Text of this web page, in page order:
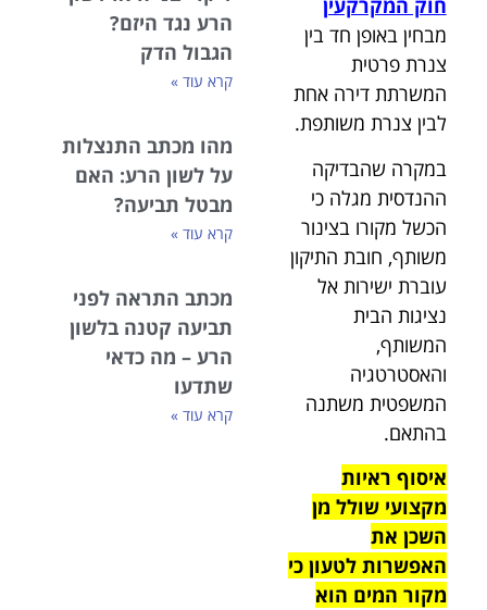
חוק המקרקעין
מבחין באופן חד בין
צנרת פרטית
המשרתת דירה אחת
לבין צנרת משותפת.
במקרה שהבדיקה
ההנדסית מגלה כי
הכשל מקורו בצינור
משותף, חובת התיקון
עוברת ישירות אל
נציגות הבית
המשותף,
והאסטרטגיה
המשפטית משתנה
בהתאם.
איסוף ראיות
מקצועי שולל מן
השכן את
האפשרות לטעון כי
מקור המים הוא
הרע נגד היזם?
הגבול הדק
קרא עוד »
מהו מכתב התנצלות
על לשון הרע: האם
מבטל תביעה?
קרא עוד »
מכתב התראה לפני
תביעה קטנה בלשון
הרע – מה כדאי
שתדעו
קרא עוד »